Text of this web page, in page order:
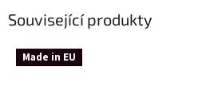
Související produkty
Made in EU